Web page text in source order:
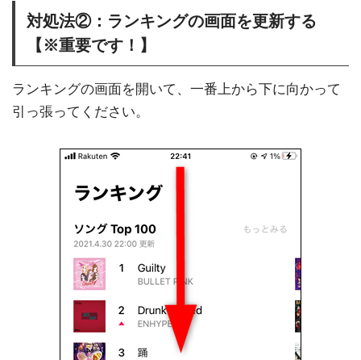
対処法②：ランキングの画面を更新する
【※重要です！】
ランキングの画面を開いて、一番上から下に向かって
引っ張ってください。